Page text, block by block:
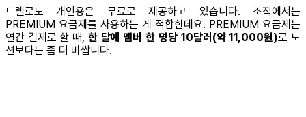
트렐로도 개인용은 무료로 제공하고 있습니다. 조직에서는
PREMIUM 요금제를 사용하는 게 적합한데요. PREMIUM 요금제는
연간 결제로 할 때, 한 달에 멤버 한 명당 10달러(약 11,000원)로 노
션보다는 좀 더 비쌉니다.